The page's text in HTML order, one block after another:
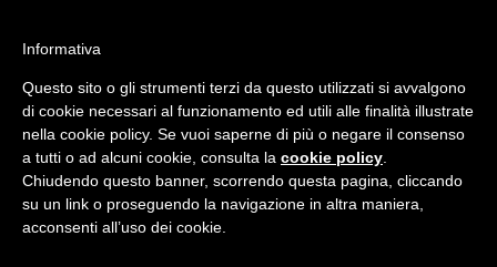
Mondo Italiano nel Mondo
LE INTERVISTE SONO AGLI ITALIANI CHE
RICOPRONO RUOLI ISTITUZIONALI, A
QUELLI CHE RAPPRESENTANO LA SOCIETÀ E
A CHI È UN "COMUNE CITTADINO" ...
PER TUTTO QUESTO SIAMO "ORGOGLIOSI
DI ESSERE ITALIANI"
Informativa
Questo sito o gli strumenti terzi da questo utilizzati si avvalgono
di cookie necessari al funzionamento ed utili alle finalità illustrate
nella cookie policy. Se vuoi saperne di più o negare il consenso
a tutti o ad alcuni cookie, consulta la cookie policy
Chiudendo questo banner, scorrendo questa pagina, cliccando
su un link o proseguendo la navigazione in altra maniera,
acconsenti all’uso dei cookie.